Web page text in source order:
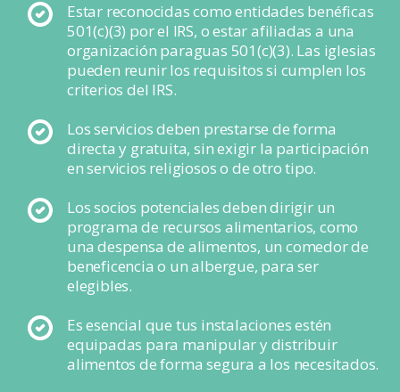
Estar reconocidas como entidades benéficas
501(c)(3) por el IRS, o estar afiliadas a una
organización paraguas 501(c)(3). Las iglesias
pueden reunir los requisitos si cumplen los
criterios del IRS.
Los servicios deben prestarse de forma
directa y gratuita, sin exigir la participación
en servicios religiosos o de otro tipo.
Los socios potenciales deben dirigir un
programa de recursos alimentarios, como
una despensa de alimentos, un comedor de
beneficencia o un albergue, para ser
elegibles.
Es esencial que tus instalaciones estén
equipadas para manipular y distribuir
alimentos de forma segura a los necesitados.